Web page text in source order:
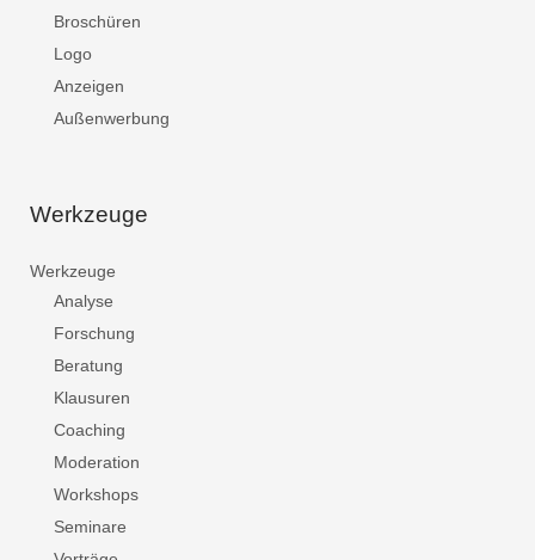
Broschüren
Logo
Anzeigen
Außenwerbung
Werkzeuge
Werkzeuge
Analyse
Forschung
Beratung
Klausuren
Coaching
Moderation
Workshops
Seminare